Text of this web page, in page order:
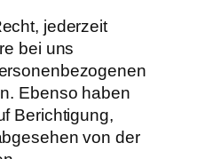
jederzeit
bei uns
Ebenso haben
Berichtigung,
von der